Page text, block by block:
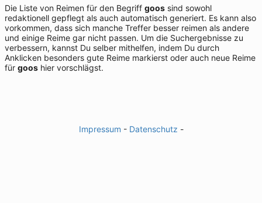
Die Liste von Reimen für den Begriff goos sind sowohl
redaktionell gepflegt als auch automatisch generiert. Es kann also
vorkommen, dass sich manche Treffer besser reimen als andere
und einige Reime gar nicht passen. Um die Suchergebnisse zu
verbessern, kannst Du selber mithelfen, indem Du durch
Anklicken besonders gute Reime markierst oder auch neue Reime
für goos hier vorschlägst.
Impressum - Datenschutz -